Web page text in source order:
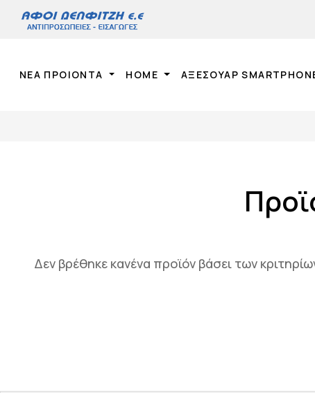
ΝΕΑ ΠΡΟΙΟΝΤΑ HOME ΑΞΕΣΟΥΑΡ
Δεν βρέθηκε κανένα προϊόν βάσει των